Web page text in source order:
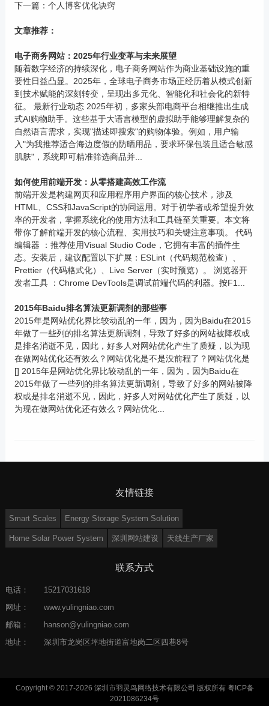
下一篇： 个人博客优化诀窍
文章推荐：
电子商务网站：2025年行业变革与未来展望
随着数字经济的持续深化，电子商务网站作为商业基础设施的重
要性日益凸显。2025年，全球电子商务市场正经历着从模式创新
到技术赋能的深刻转变，呈现出多元化、智能化和社会化的新特
征。 最新行业动态 2025年初，多家头部电商平台相继推出生成
式AI购物助手。这些基于大语言模型的虚拟助手能够理解复杂的
自然语言需求，实现"描述即搜索"的购物体验。例如，用户输
入"为我推荐适合海边度假的防晒用品，要求环保包装且适合敏感
肌肤"，系统即可精准筛选商品并...
如何使用前端开发：从零搭建高效工作流
前端开发是构建网页和应用程序用户界面的核心技术，涉及
HTML、CSS和JavaScript的协同运用。对于初学者或希望提升效
率的开发者，掌握系统化的使用方法和工具链至关重要。本文将
带你了解前端开发的核心流程、实用技巧和关键注意事项。 代码
编辑器 ：推荐使用Visual Studio Code，它拥有丰富的插件生
态。安装后，建议配置以下扩展：ESLint（代码规范检查）、
Prettier（代码格式化）、Live Server（实时预览）。 浏览器开
发者工具 ：Chrome DevTools是调试前端代码的利器。按F1...
2015年Baidu排名算法更新调剂的那些事
2015年是网站优化界比较动乱的一年，因为，因为Baidu在2015
年做了一些列的排名算法更新调剂，导致了好多的网站被降权或
是排名消逝不见，因此，好多人对网站优化产生了质疑，以为现
在做网站优化还有效么？网站优化是不是没前程了？网站优化是
[] 2015年是网站优化界比较动乱的一年，因为，因为Baidu在
2015年做了一些列的排名算法更新调剂，导致了好多的网站被降
权或是排名消逝不见，因此，好多人对网站优化产生了质疑，以
为现在做网站优化还有效么？网站优化...
友情链接
Smart Scales Energy Storage System Solution
Home Solar Power System 深圳网站建设 天线生产厂家
联系方式
电话：
15217031618
网址：
www.yulingniao.com
邮箱：
hanson@yulingniao.com
地址：
深圳市龙岗区坪地街道富地岗二区四巷8号
Copyright © 2017-2026 深圳市羽灵鸟网络技术有限公司 版权所有 粤ICP备
2021086234号